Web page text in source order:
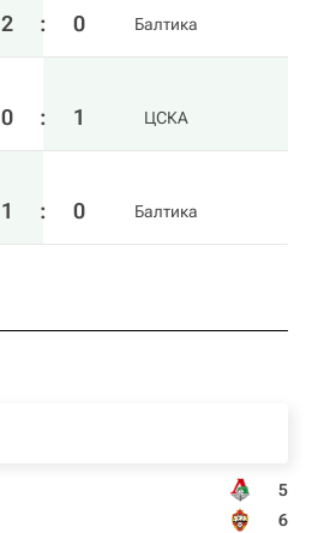
2 : 0 Балтика
0 : 1 ЦСКА
1 : 0 Балтика
5
6